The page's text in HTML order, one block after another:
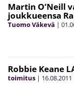
Martin O’Neill
joukkueensa
Tuomo Väkevä |
Robbie Keane
toimitus | 16.08.2011